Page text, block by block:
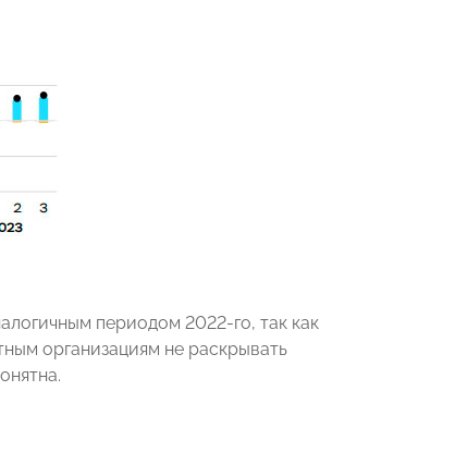
периодом 2022-го, так как
организациям не раскрывать